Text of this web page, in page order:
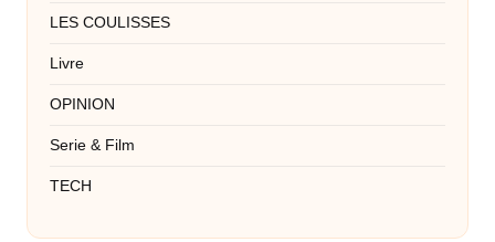
LES COULISSES
Livre
OPINION
Serie & Film
TECH